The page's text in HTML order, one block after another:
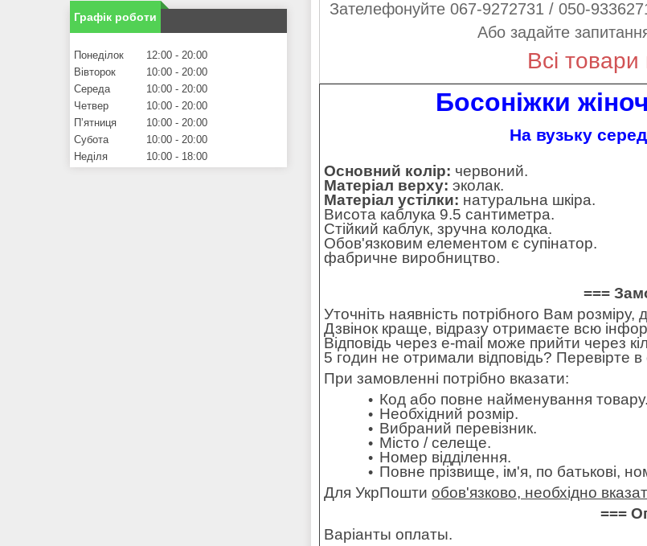
Зателефонуйте 067-9272731 / 050-9336271
Або задайте
Всі
Босоніжки
На вузьку
Основний колір: червоний.
Матеріал верху: эколак.
Матеріал устілки: натуральна шкіра.
Висота каблука 9.5 сантиметра.
Стійкий каблук, зручна колодка.
Обов'язковим елементом є супінатор.
фабричне виробництво.
===
Уточніть наявність потрібного Вам
Дзвінок краще, відразу отримаєте всю
Відповідь через e-mail може прийти через
5 годин не отримали відповідь? Перевірте
При замовленні потрібно вказати:
Код або повне найменування товару.
Необхідний розмір.
Вибраний перевізник.
Місто / селеще.
Номер відділення.
Повне прізвище, ім'я, по батькові,
Для УкрПошти обов'язково, необхідно
===
Варіанты оплаты.
Графік роботи
Понеділок 12:00
20:00
Вівторок
10:00
20:00
Середа
10:00
20:00
Четвер
10:00
20:00
Пʼятниця
10:00
20:00
Субота
10:00
20:00
Неділя
10:00 18:00